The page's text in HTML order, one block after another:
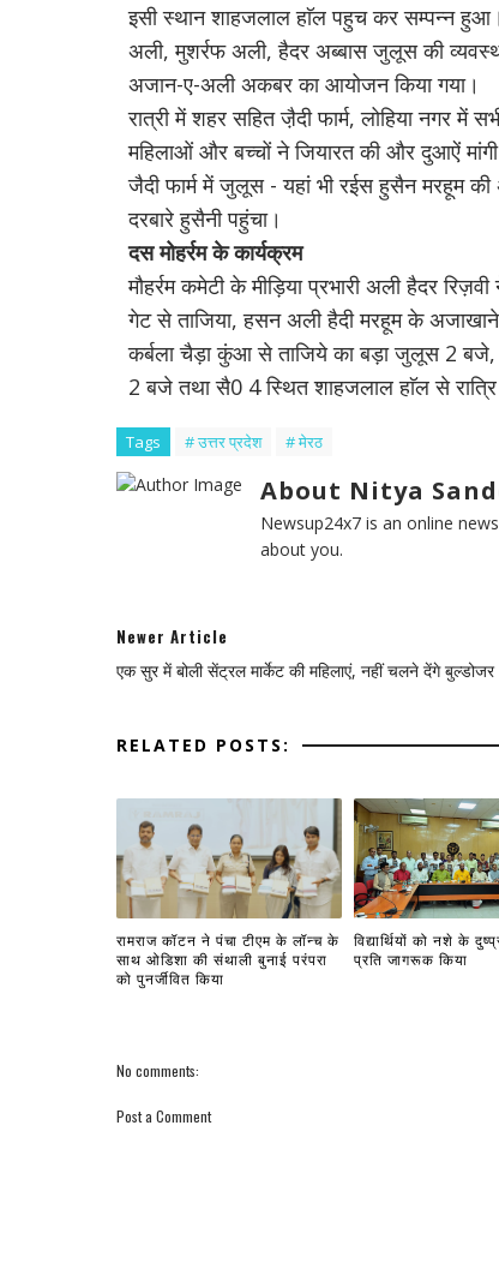
इसी स्थान शाहजलाल हाॅल पहुच कर सम्पन्न
अली, मुशर्रफ अली, हैदर अब्बास जुलूस की
अजान-ए-अली अकबर का आयोजन किया गया।
रात्री में शहर सहित जै़दी फार्म, लोहिया नगर में
महिलाओं और बच्चों ने जियारत की और दुआऐं
जैदी फार्म में जुलूस - यहां भी रईस हुसैन मरहूम
दरबारे हुसैनी पहुंचा।
दस मोहर्रम के कार्यक्रम
मौहर्रम कमेटी के मीड़िया प्रभारी अली हैदर
गेट से ताजिया, हसन अली हैदी मरहूम के
कर्बला चैड़ा कुंआ से ताजिये का बड़ा जुलूस 2 बजे,
2 बजे तथा सै0 4 स्थित शाहजलाल हाॅल से
Tags # उत्तर प्रदेश # मेरठ
About Nitya
Newsup24x7 is an online
about you.
Newer Article
एक सुर में बोली सेंट्रल मार्केट की महिलाएं, नहीं चलने देंगे बुल्डोजर
RELATED POSTS:
रामराज कॉटन ने पंचा टीएम के लॉन्च के
साथ ओडिशा की संथाली बुनाई परंपरा
को पुनर्जीवित किया
विद्यार्थियों को नशे के
प्रति जागरूक किया
No comments:
Post a Comment